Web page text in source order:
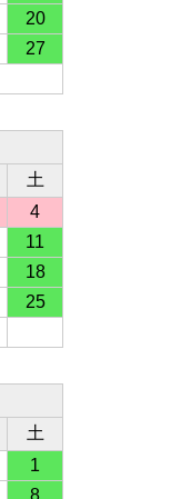
20
27
土
4
11
18
25
土
1
8